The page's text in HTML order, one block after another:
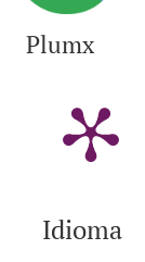
Plumx
Idioma